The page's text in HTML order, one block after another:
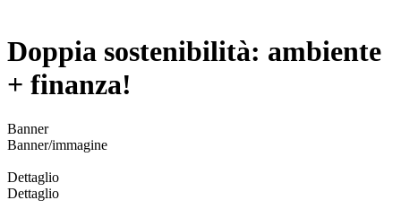
Doppia sostenibilità: ambiente
+ finanza!
Banner
Banner/immagine
Dettaglio
Dettaglio